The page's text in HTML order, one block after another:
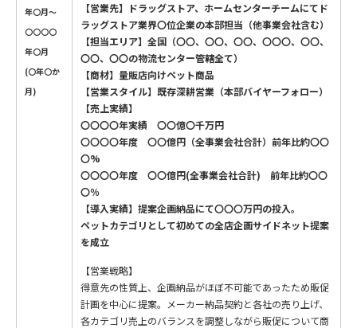
年〇月～
〇〇〇〇
年〇月
(〇年〇か
月)
【営業先】ドラッグストア、ホームセンターチームにてド
ラッグストア業界〇位企業の本部担当（他事業会社含む）
【担当エリア】全国（〇〇、〇〇、〇〇、〇〇〇、〇〇、
〇〇、〇〇の物流センター管轄全て）
【商材】量販店向けペット商品
【営業スタイル】既存深耕営業（本部バイヤーフォロー）
【売上実績】
〇〇〇〇年実績 〇〇億〇千万円
〇〇〇〇年度 〇〇億円（全事業会社合計）前年比約〇〇
〇%
〇〇〇〇年度 〇〇億円(全事業会社合計) 前年比約〇〇
〇％
【導入実績】提案企画納品にて〇〇〇万円の投入。
ペットカテゴリとして初めての全店企画サイドネット提案
を成立
【営業戦略】
得意先の性質上、企画納品がほぼ不可能であったため販促
計画を中心に提案。メーカー納品契約と各社の売り上げ、
各カテゴリ売上のバランスを調整しながら販促について商